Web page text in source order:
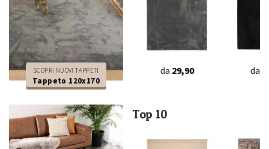
SCOPRI NUOVI TAPPETI
Tappeto 120x170
da 29,90 da
Top 10